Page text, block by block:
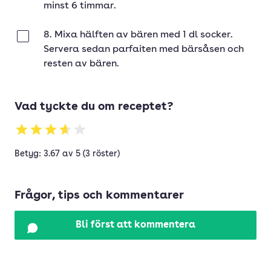
minst 6 timmar.
8. Mixa hälften av bären med 1 dl socker.
Servera sedan parfaiten med bärsåsen och
resten av bären.
Vad tyckte du om receptet?
Betyg: 3.67 av 5 (3 röster)
Frågor, tips och kommentarer
Bli först att kommentera